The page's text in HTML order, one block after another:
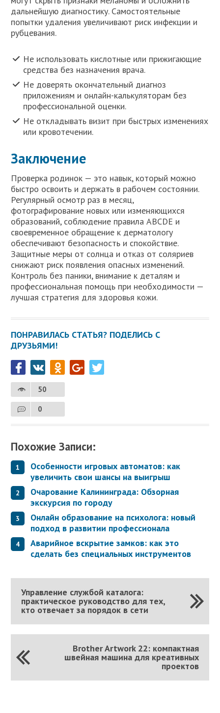
дальнейшую диагностику. Самостоятельные
попытки удаления увеличивают риск инфекции и
рубцевания.
Не использовать кислотные или прижигающие
средства без назначения врача.
Не доверять окончательный диагноз
приложениям и онлайн-калькуляторам без
профессиональной оценки.
Не откладывать визит при быстрых изменениях
или кровотечении.
Заключение
Проверка родинок — это навык, который можно
быстро освоить и держать в рабочем состоянии.
Регулярный осмотр раз в месяц,
фотографирование новых или изменяющихся
образований, соблюдение правила ABCDE и
своевременное обращение к дерматологу
обеспечивают безопасность и спокойствие.
Защитные меры от солнца и отказ от соляриев
снижают риск появления опасных изменений.
Контроль без паники, внимание к деталям и
профессиональная помощь при необходимости —
лучшая стратегия для здоровья кожи.
ПОНРАВИЛАСЬ СТАТЬЯ? ПОДЕЛИСЬ С
ДРУЗЬЯМИ!
50
0
Похожие Записи:
Особенности игровых автоматов: как
увеличить свои шансы на выигрыш
Очарование Калининграда: Обзорная
экскурсия по городу
Онлайн образование на психолога: новый
подход в развитии профессионала
Аварийное вскрытие замков: как это
сделать без специальных инструментов
Управление службой каталога:
практическое руководство для тех,
кто отвечает за порядок в сети
Brother Artwork 22: компактная
швейная машина для креативных
проектов